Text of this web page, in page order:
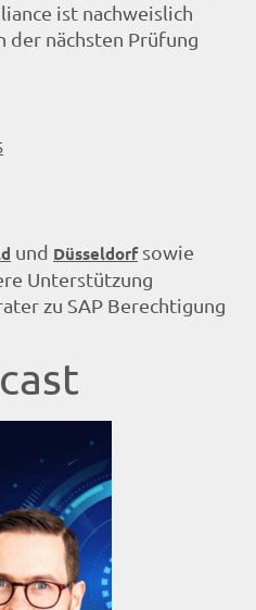
ist nachweislich
der nächsten Prüfung
und Düsseldorfsowie
Unterstützung
zu SAP Berechtigung